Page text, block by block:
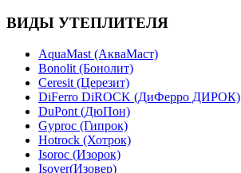
ВИДЫ УТЕПЛИТЕЛЯ
AquaMast (АкваМаст)
Bonolit (Бонолит)
Ceresit (Церезит)
DiFerro DiROCK (ДиФерро ДИРОК)
DuPont (ДюПон)
Gyproc (Гипрок)
Hotrock (Хотрок)
Isoroc (Изорок)
Isover(Изовер)